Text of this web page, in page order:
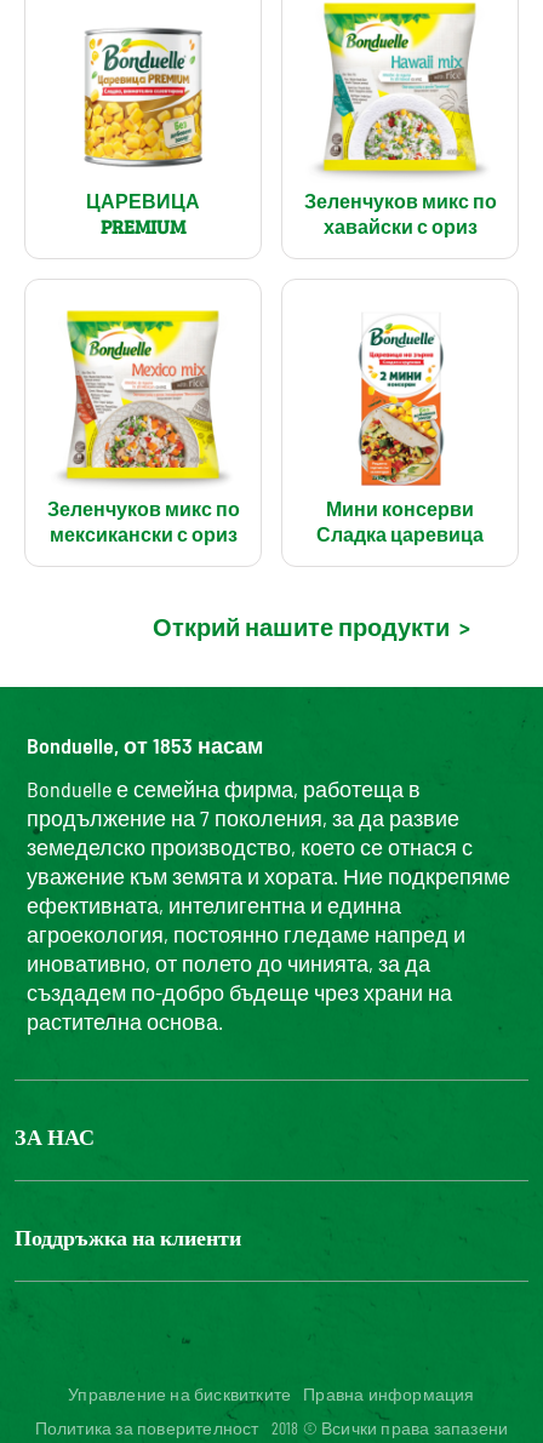
ЦАРЕВИЦА
PREMIUM
Зеленчуков микс по
хавайски с ориз
Зеленчуков микс по
мексикански с ориз
Мини консерви
Сладка царевица
Открий нашите продукти >
Bonduelle, от 1853 насам
Bonduelle е семейна фирма, работеща в
продължение на 7 поколения, за да развие
земеделско производство, което се отнася с
уважение към земята и хората. Ние подкрепяме
ефективната, интелигентна и единна
агроекология, постоянно гледаме напред и
иновативно, от полето до чинията, за да
създадем по-добро бъдеще чрез храни на
растителна основа.
ЗА НАС
БОНДЮЕЛ ГРУП
Поддръжка на клиенти
Свържете се с нас
Достъпност на уебсайта: не е съвместим
Управление на бисквитките
Правна информация
Политика за поверителност
2018 © Всички права запазени